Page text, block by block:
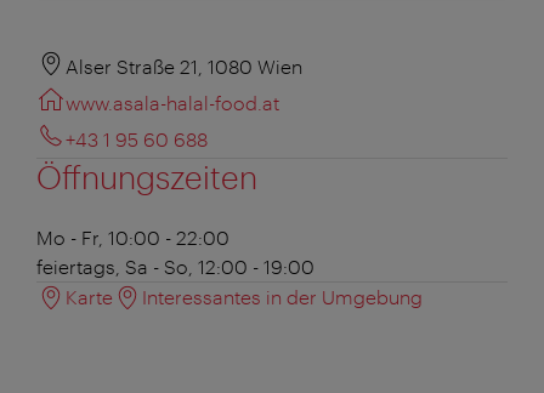
Alser Straße 21, 1080 Wien
www.asala-halal-food.at
+43 1 95 60 688
Öffnungszeiten
Mo - Fr, 10:00 - 22:00
feiertags, Sa - So, 12:00 - 19:00
Karte
Interessantes in der Umgebung